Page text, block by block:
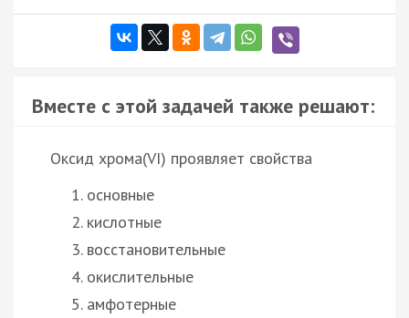
Вместе с этой задачей также решают:
Оксид хрома(VI) проявляет свойства
основные
кислотные
восстановительные
окислительные
амфотерные